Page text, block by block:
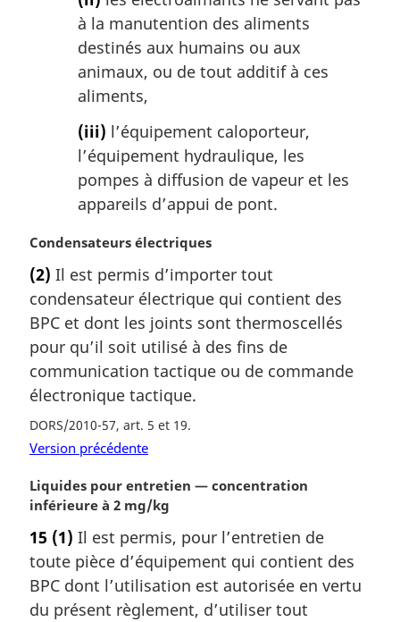
à la manutention des aliments
destinés aux humains ou aux
animaux, ou de tout additif à ces
aliments,
(iii) l’équipement caloporteur,
l’équipement hydraulique, les
pompes à diffusion de vapeur et les
appareils d’appui de pont.
N
t
e
m
a
r
g
i
n
l
e
:
Condensateurs électriques
(2) Il est permis d’importer tout
condensateur électrique qui contient des
BPC et dont les joints sont thermoscellés
pour qu’il soit utilisé à des fins de
communication tactique ou de commande
électronique tactique.
DORS/2010-57, art. 5 et 19
Version précédente
N
o
e
m
a
r
Liquides pour entretien — concentration
inférieure à 2 mg/kg
15 (1) Il est permis, pour l’entretien de
toute pièce d’équipement qui contient des
BPC dont l’utilisation est autorisée en vertu
du présent règlement, d’utiliser tout